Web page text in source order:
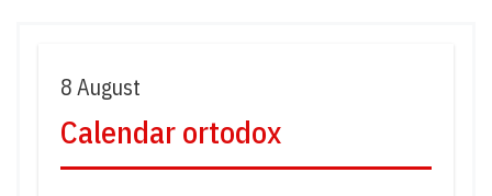
8 August
Calendar ortodox